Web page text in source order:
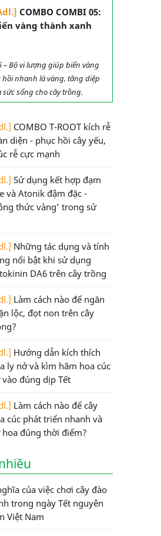
COMBO COMBI 05:
vàng thành xanh
– Bộ vi lượng giúp biến vàng
nhanh lá vàng, tăng diệp
sống cho cây trồng.
COMBO T-ROOT kích rễ
diện - phục hồi cây yếu,
rễ cực mạnh
Sử dụng kết hợp đạm
và Atonik đậm đặc -
thức vàng' trong sử
Những tác dụng và tính
nổi bật khi sử dụng
DA6 trên cây trồng
Làm cách nào để ngăn
lộc, đọt non trên cây
Hướng dẫn kích thích
ly nở và kìm hãm hoa cúc
vào đúng dịp Tết
Làm cách nào để cây
cúc phát triển nhanh và
hoa đúng thời điểm?
của việc chơi cây đào
trong ngày Tết nguyên
Việt Nam